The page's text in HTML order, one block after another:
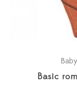
Baby
Basic